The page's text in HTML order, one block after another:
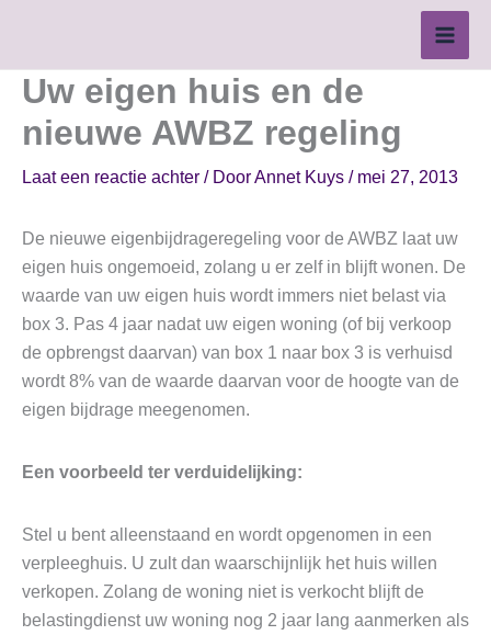
de
inhoudUw eigen huis en de
nieuwe AWBZ regeling
Laat een reactie achter / DoorAnnet Kuys / mei 27, 2013
De nieuwe eigenbijdrageregeling voor de AWBZ laat uw
eigen huis ongemoeid, zolang u er zelf in blijft wonen. De
waarde van uw eigen huis wordt immers niet belast via
box 3. Pas 4 jaar nadat uw eigen woning (of bij verkoop
de opbrengst daarvan) van box 1 naar box 3 is verhuisd
wordt 8% van de waarde daarvan voor de hoogte van de
eigen bijdrage meegenomen.
Een voorbeeld ter verduidelijking:
Stel u bent alleenstaand en wordt opgenomen in een
verpleeghuis. U zult dan waarschijnlijk het huis willen
verkopen. Zolang de woning niet is verkocht blijft de
belastingdienst uw woning nog 2 jaar lang aanmerken als